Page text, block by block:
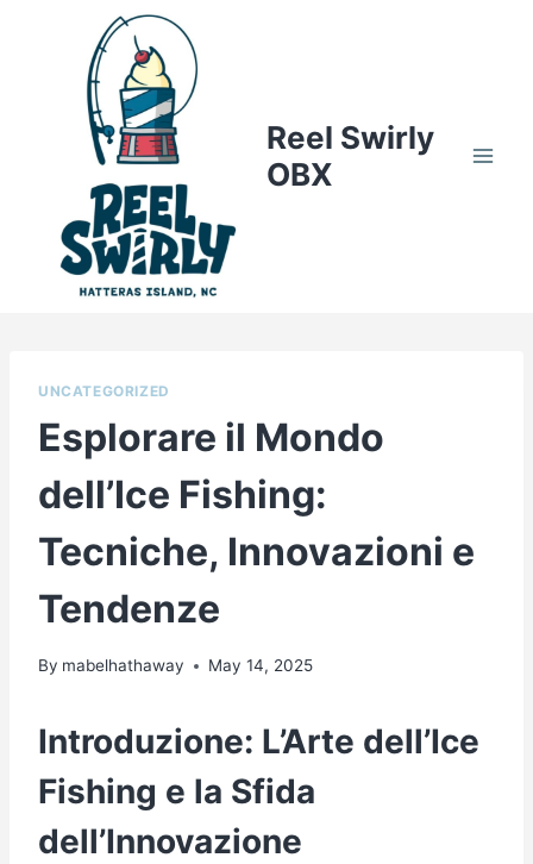
Reel Swirly
OBX
UNCATEGORIZED
Esplorare il Mondo
dell’Ice Fishing:
Tecniche, Innovazioni e
Tendenze
By mabelhathaway May 14, 2025
Introduzione: L’Arte dell’Ice
Fishing e la Sfida
dell’Innovazione